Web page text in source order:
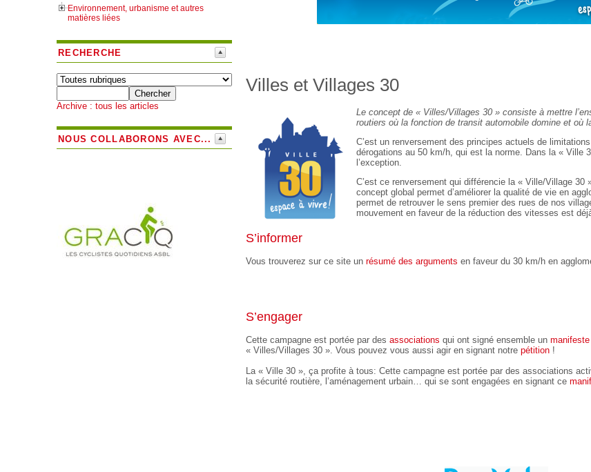
Environnement, urbanisme et autres
matières liées
RECHERCHE
Archive : tous les articles
NOUS COLLABORONS AVEC...
Villes et Villages 30
Le concept de « Villes/Villages 30 » consiste à mettre
routiers où la fonction de transit automobile domine et où
C’est un renversement des principes actuels de
dérogations au 50 km/h, qui est la norme. Dans la « Ville
l’exception.
C’est ce renversement qui différencie la « Ville/Village
concept global permet d’améliorer la qualité de vie en
permet de retrouver le sens premier des rues de nos
mouvement en faveur de la réduction des vitesses est
S’informer
Vous trouverez sur ce site un résumé des arguments en faveur du 30 km/h en
S’engager
Cette campagne est portée par des associations qui ont signé ensemble un manifeste
« Villes/Villages 30 ». Vous pouvez vous aussi agir en signant notre pétition !
La « Ville 30 », ça profite à tous: Cette campagne est portée par des associations
la sécurité routière, l’aménagement urbain… qui se sont engagées en signant ce